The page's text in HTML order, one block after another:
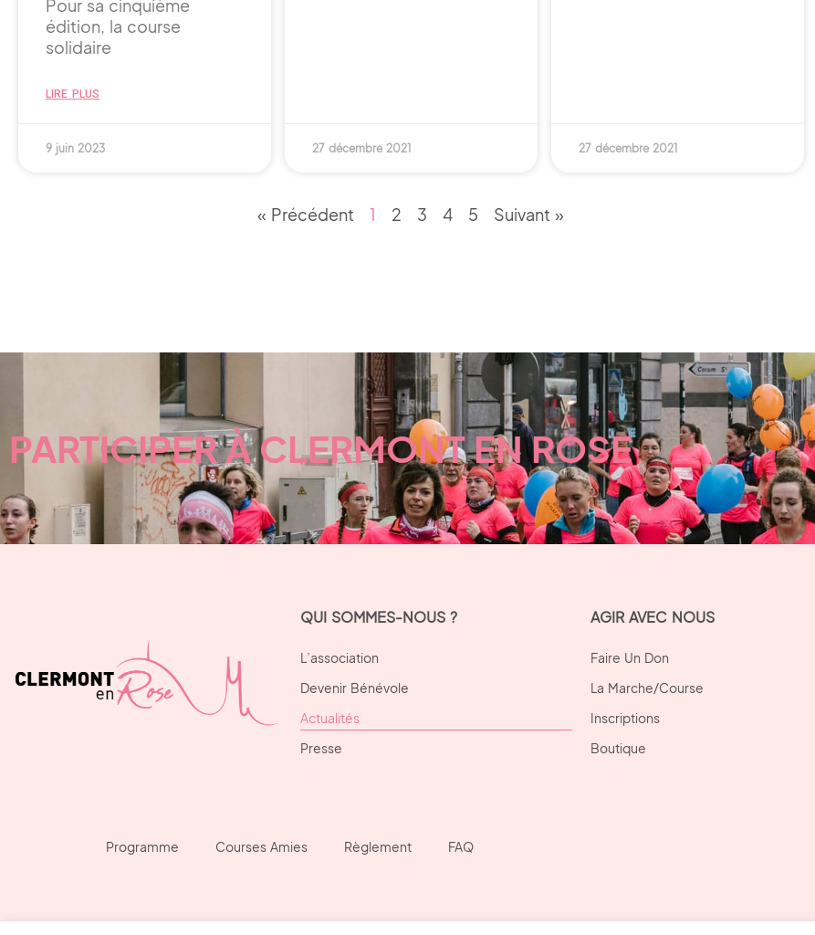
Pour sa cinquième
édition, la course
solidaire
LIRE PLUS
9 juin 2023 27 décembre 2021 27 décembre 2021
« Précédent 1 2 3 4 5 Suivant »
PARTICIPER À CLERMONT EN ROSE
QUI SOMMES-NOUS ?
L’association
Devenir Bénévole
Actualités
Presse
AGIR AVEC NOUS
Faire Un Don
La Marche/Course
Inscriptions
Boutique
Programme Courses Amies Règlement FAQ